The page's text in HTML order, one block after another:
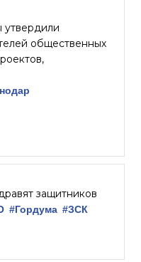
утвердили
общественных
защитников
#Гордума #ЗСК